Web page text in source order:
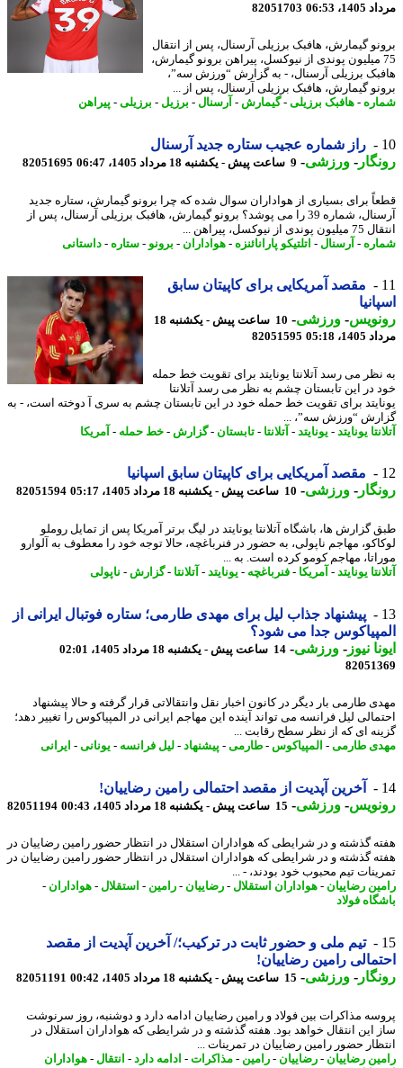
06:53
82051703
گیمارش، هافبک برزیلی آرسنال، پس از انتقال
میلیون پوندی از نیوکسل، پیراهن برونو گیمارش،
برزیلی آرسنال، - به گزارش “ورزش سه”،
گیمارش، هافبک برزیلی آرسنال، پس از ...
-هافبک برزیلی-گیمارش-آرسنال-برزیل - برزیلی-پیراهن
راز شماره عجیب ستاره جدید آرسنال
-ورزشی-9 ساعت پیش - یکشنبه 18 مرداد 1405، 06:47 82051695
برای بسیاری از هواداران سوال شده که چرا برونو گیمارش، ستاره جدید
آرسنال، شماره 39 را می پوشد؟ برونو گیمارش، هافبک برزیلی آرسنال، پس از
از نیوکسل، پیراهن ...
-آرسنال-اتلتیکو پارانائنزه-هواداران - برونو-ستاره-داستانی
مقصد آمریکایی برای کاپیتان سابق
-ورزشی-
10 ساعت پیش - یکشنبه 18
05:18
82051595
می رسد آتلانتا یونایتد برای تقویت خط حمله
در این تابستان چشم به نظر می رسد آتلانتا
برای تقویت خط حمله خود در این تابستان چشم به سری آ دوخته است، - به
“ورزش سه”، ...
یونایتد-یونایتد-آتلانتا -تابستان-گزارش -خط حمله-آمریکا
مقصد آمریکایی برای کاپیتان سابق اسپانیا
-ورزشی-10 ساعت پیش - یکشنبه 18 مرداد 1405، 05:17 82051594
گزارش ها، باشگاه آتلانتا یونایتد در لیگ برتر آمریکا پس از تمایل روملو
مهاجم ناپولی، به حضور در فنرباغچه، حالا توجه خود را معطوف به آلوارو
مهاجم کومو کرده است. به ...
یونایتد-آمریکا- فنرباغچه-یونایتد-آتلانتا -گزارش -ناپولی
پیشنهاد جذاب لیل برای مهدی طارمی؛ ستاره فوتبال ایرانی از
جدا می شود؟
نیوز-ورزشی-14 ساعت پیش - یکشنبه 18 مرداد 1405، 02:01
طارمی بار دیگر در کانون اخبار نقل وانتقالاتی قرار گرفته و حالا پیشنهاد
لیل فرانسه می تواند آینده این مهاجم ایرانی در المپیاکوس را تغییر دهد؛
ای که از نظر سطح رقابت ...
طارمی-المپیاکوس-طارمی-پیشنهاد-لیل فرانسه -یونانی-ایرانی
آخرین آپدیت از مقصد احتمالی رامین رضاییان!
-ورزشی-15 ساعت پیش - یکشنبه 18 مرداد 1405، 00:43 82051194
گذشته و در شرایطی که هواداران استقلال در انتظار حضور رامین رضاییان در
گذشته و در شرایطی که هواداران استقلال در انتظار حضور رامین رضاییان در
تیم محبوب خود بودند، - ...
رضاییان-هواداران استقلال-رضاییان-رامین -استقلال-هواداران -
فولاد
تیم ملی و حضور ثابت در ترکیب؛/ آخرین آپدیت از مقصد
رامین رضاییان!
-ورزشی-15 ساعت پیش - یکشنبه 18 مرداد 1405، 00:42 82051191
مذاکرات بین فولاد و رامین رضاییان ادامه دارد و دوشنبه، روز سرنوشت
این انتقال خواهد بود. هفته گذشته و در شرایطی که هواداران استقلال در
حضور رامین رضاییان در تمرینات ...
رضاییان-رضاییان-رامین -مذاکرات- ادامه دارد - انتقال-هواداران